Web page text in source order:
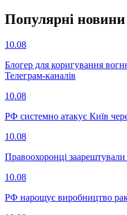
Популярнi новини
10.08
Блогер для коригування
Телеграм-каналів
10.08
РФ системно атакує Київ
10.08
Правоохоронці заарештували
10.08
РФ нарощує виробництво